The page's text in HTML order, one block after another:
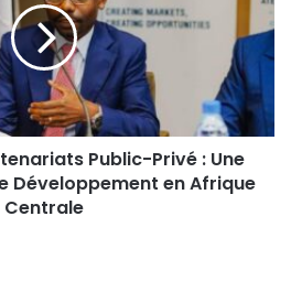
Public-Privé : Une
Développement en Afrique
Centrale